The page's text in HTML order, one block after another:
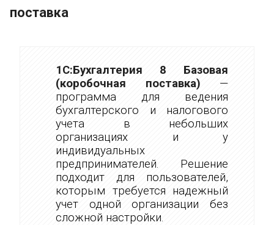
поставка
1С:Бухгалтерия 8 Базовая
(коробочная поставка) —
программа для ведения
бухгалтерского и налогового
учета в небольших
организациях и у
индивидуальных
предпринимателей. Решение
подходит для пользователей,
которым требуется надежный
учет одной организации без
сложной настройки.